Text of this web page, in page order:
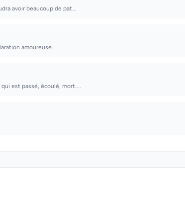
avoir beaucoup de pat...
amoureuse.
est passé, écoulé, mort....